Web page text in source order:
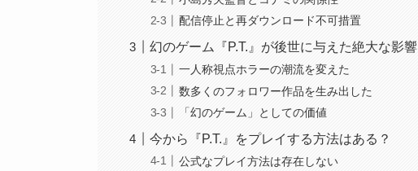
配信停止と再ダウンロード不可措置
幻のゲーム『P.T.』が後世に与えた絶大な影響
一人称視点ホラーの潮流を変えた
数多くのフォロワー作品を生み出した
「幻のゲーム」としての価値
今から『P.T.』をプレイする方法はある？
公式なプレイ方法は存在しない